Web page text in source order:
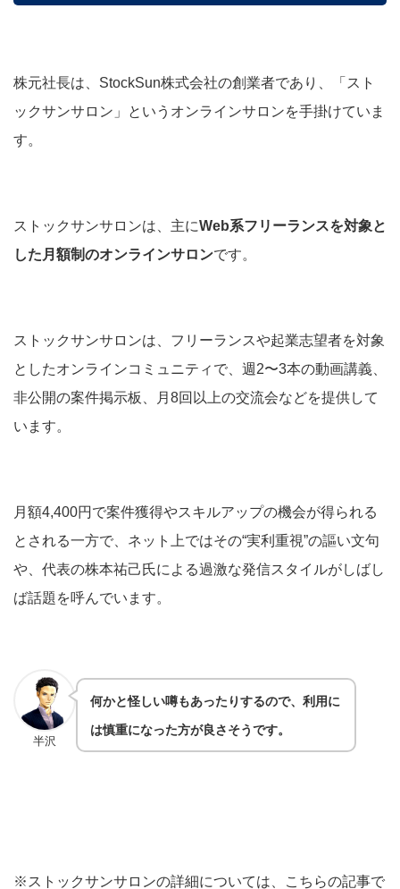
株元社長は、 StockSun株式会社の創業者であり、
「スト
ックサンサロン」というオンラインサロンを手掛けていま
す。
ストックサンサロンは、主にWeb系フリーランスを対象と
した月額制のオンラインサロンです。
ストックサンサロンは、フリーランスや起業志望者を対象
としたオンラインコミュニティで、週2〜3本の動画講義、
非公開の案件掲示板、月8回以上の交流会などを提供して
います。
月額4,400円で案件獲得やスキルアップの機会が得られる
とされる一方で、ネット上ではその“実利重視”の謳い文句
や、代表の株本祐己氏による過激な発信スタイルがしばし
ば話題を呼んでいます。
半沢
何かと怪しい噂もあったりするので、利用に
は慎重になった方が良さそうです。
※ストックサンサロンの詳細については、こちらの記事で